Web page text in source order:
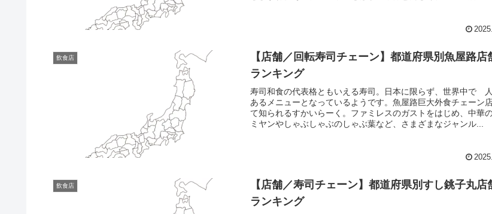
飲食店
【店舗／回転寿司チェーン】都道府県別魚屋路店
ランキング
寿司和食の代表格ともいえる寿司。日本に限らず、世界中で
あるメニューとなっているようです。魚屋路巨大外食チェーン
て知られるすかいらーく。ファミレスのガストをはじめ、中華
ミヤンやしゃぶしゃぶのしゃぶ葉など、さまざまなジャンル...
飲食店
【店舗／寿司チェーン】都道府県別すし銚子丸店
ランキング